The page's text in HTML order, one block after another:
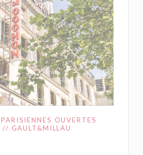
OUVERTES
// GAULT&MILLAU